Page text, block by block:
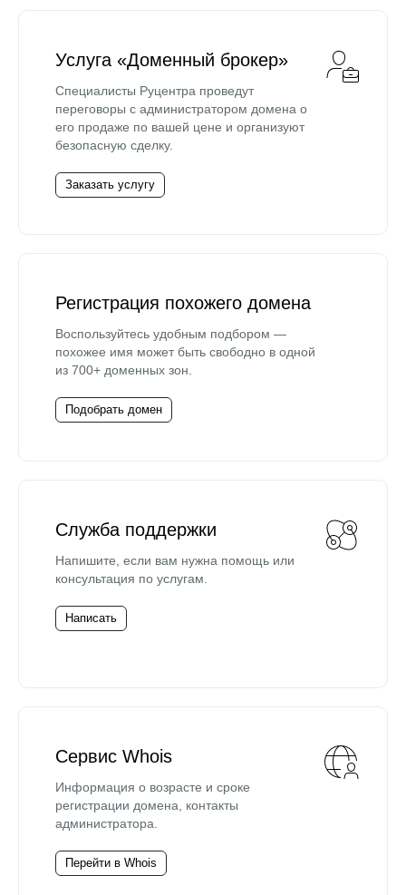
Услуга «Доменный брокер»
Специалисты Руцентра проведут
переговоры с администратором домена о
его продаже по вашей цене и организуют
безопасную сделку.
Заказать услугу
Регистрация похожего домена
Воспользуйтесь удобным подбором —
похожее имя может быть свободно в одной
из 700+ доменных зон.
Подобрать домен
Служба поддержки
Напишите, если вам нужна помощь или
консультация по услугам.
Написать
Сервис Whois
Информация о возрасте и сроке
регистрации домена, контакты
администратора.
Перейти в Whois